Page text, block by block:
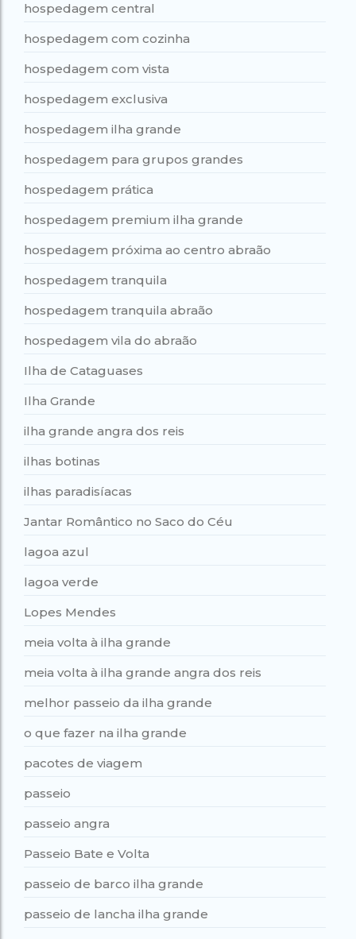
hospedagem central
hospedagem com cozinha
hospedagem com vista
hospedagem exclusiva
hospedagem ilha grande
hospedagem para grupos grandes
hospedagem prática
hospedagem premium ilha grande
hospedagem próxima ao centro abraão
hospedagem tranquila
hospedagem tranquila abraão
hospedagem vila do abraão
Ilha de Cataguases
Ilha Grande
ilha grande angra dos reis
ilhas botinas
ilhas paradisíacas
Jantar Romântico no Saco do Céu
lagoa azul
lagoa verde
Lopes Mendes
meia volta à ilha grande
meia volta à ilha grande angra dos reis
melhor passeio da ilha grande
o que fazer na ilha grande
pacotes de viagem
passeio
passeio angra
Passeio Bate e Volta
passeio de barco ilha grande
passeio de lancha ilha grande